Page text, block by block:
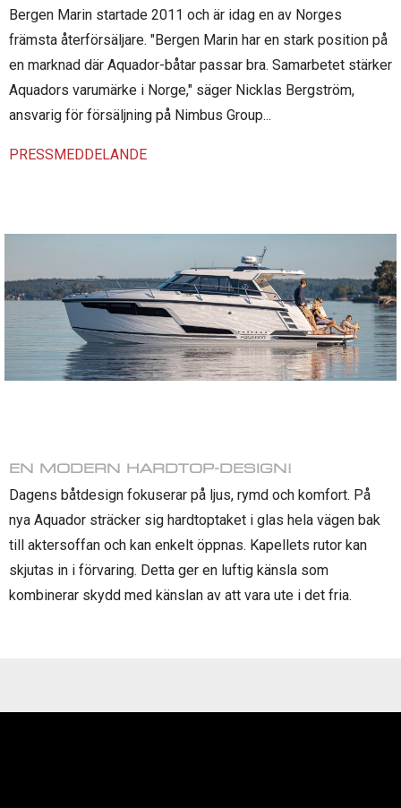
Bergen Marin startade 2011 och är idag en av Norges
främsta återförsäljare. "Bergen Marin har en stark position på
en marknad där Aquador-båtar passar bra. Samarbetet stärker
Aquadors varumärke i Norge," säger Nicklas Bergström,
ansvarig för försäljning på Nimbus Group...
PRESSMEDDELANDE
EN MODERN HARDTOP-DESIGN!
Dagens båtdesign fokuserar på ljus, rymd och komfort. På
nya Aquador sträcker sig hardtoptaket i glas hela vägen bak
till aktersoffan och kan enkelt öppnas. Kapellets rutor kan
skjutas in i förvaring. Detta ger en luftig känsla som
kombinerar skydd med känslan av att vara ute i det fria.